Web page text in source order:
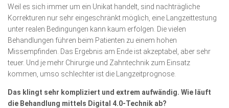
Weil es sich immer um ein Unikat handelt, sind nachträgliche
Korrekturen nur sehr eingeschränkt möglich, eine Langzeit­testung
unter realen Bedingungen kann kaum erfolgen. Die vielen
Behandlungen führen beim Patienten zu einem hohen
Missempfinden. Das Ergebnis am Ende ist akzeptabel, aber sehr
teuer. Und je mehr Chirurgie und Zahntechnik zum Einsatz
kommen, umso schlechter ist die Langzeitprognose.
Das klingt sehr kompliziert und extrem aufwändig. Wie läuft
die Behandlung mittels Digital 4.0-Technik ab?